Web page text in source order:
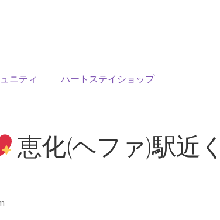
ニティ ハートステイショップ
恵化(ヘファ)駅近